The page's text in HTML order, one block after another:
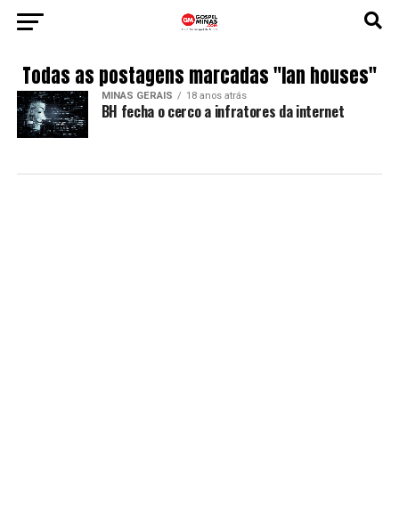
Todas as postagens marcadas "lan houses"
MINAS GERAIS 18 anos atrás
BH fecha o cerco a infratores da internet